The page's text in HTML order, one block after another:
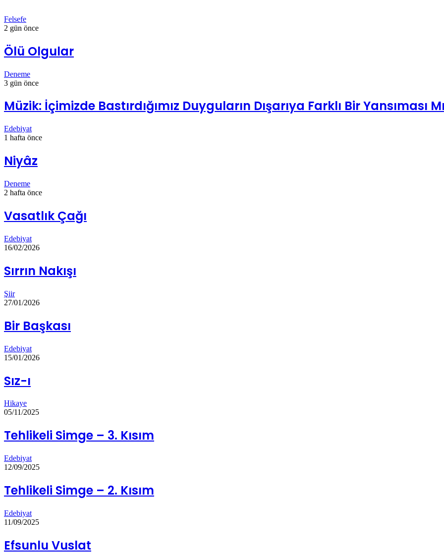
Felsefe
2 gün önce
Ölü Olgular
Deneme
3 gün önce
Müzik: İçimizde Bastırdığımız Duyguların Dışarıya Farklı Bir Yansıması
Edebiyat
1 hafta önce
Niyâz
Deneme
2 hafta önce
Vasatlık Çağı
Edebiyat
16/02/2026
Sırrın Nakışı
Şiir
27/01/2026
Bir Başkası
Edebiyat
15/01/2026
Sız-ı
Hikaye
05/11/2025
Tehlikeli Simge – 3. Kısım
Edebiyat
12/09/2025
Tehlikeli Simge – 2. Kısım
Edebiyat
11/09/2025
Efsunlu Vuslat